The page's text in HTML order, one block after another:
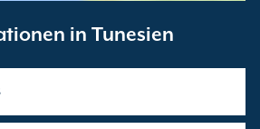
in Tunesien